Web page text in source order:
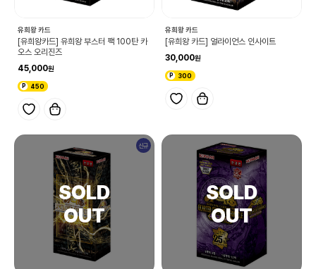
유희왕 카드
[유희왕카드] 유희왕 부스터 팩 100탄 카
오스 오리진즈
45,000
450
유희왕 카드
[유희왕 카드] 얼라이언스 인사이트
30,000
300
신규